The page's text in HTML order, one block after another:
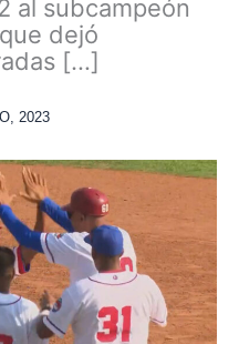
al subcampeón
dejó
[…]
2023